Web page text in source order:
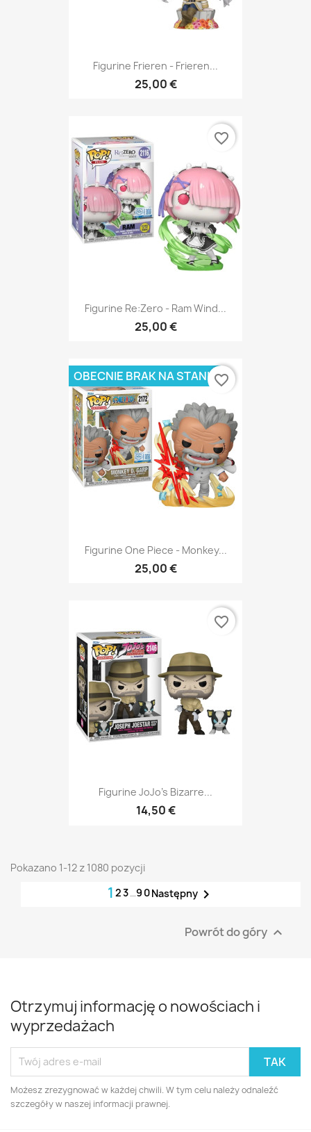
Figurine Frieren - Frieren...
25,00 €
Figurine Re:Zero - Ram Wind...
25,00 €
favorite_border
Figurine One Piece - Monkey...
25,00 €
OBECNIE BRAK NA STANIEfavorite_border
Figurine JoJo's Bizarre...
14,50 €
favorite_border
Pokazano 1-12 z 1080 pozycji
1 23…90Następny
Powrót do góry 
Otrzymuj informację o nowościach i
wyprzedażach
Możesz zrezygnować w każdej chwili. W tym celu należy odnaleźć
szczegóły w naszej informacji prawnej.